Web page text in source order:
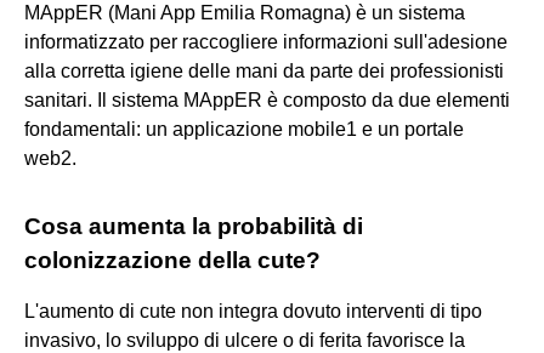
MAppER (Mani App Emilia Romagna) è un sistema
informatizzato per raccogliere informazioni sull'adesione
alla corretta igiene delle mani da parte dei professionisti
sanitari. Il sistema MAppER è composto da due elementi
fondamentali: un applicazione mobile1 e un portale
web2.
Cosa aumenta la probabilità di
colonizzazione della cute?
L'aumento di cute non integra dovuto interventi di tipo
invasivo, lo sviluppo di ulcere o di ferita favorisce la